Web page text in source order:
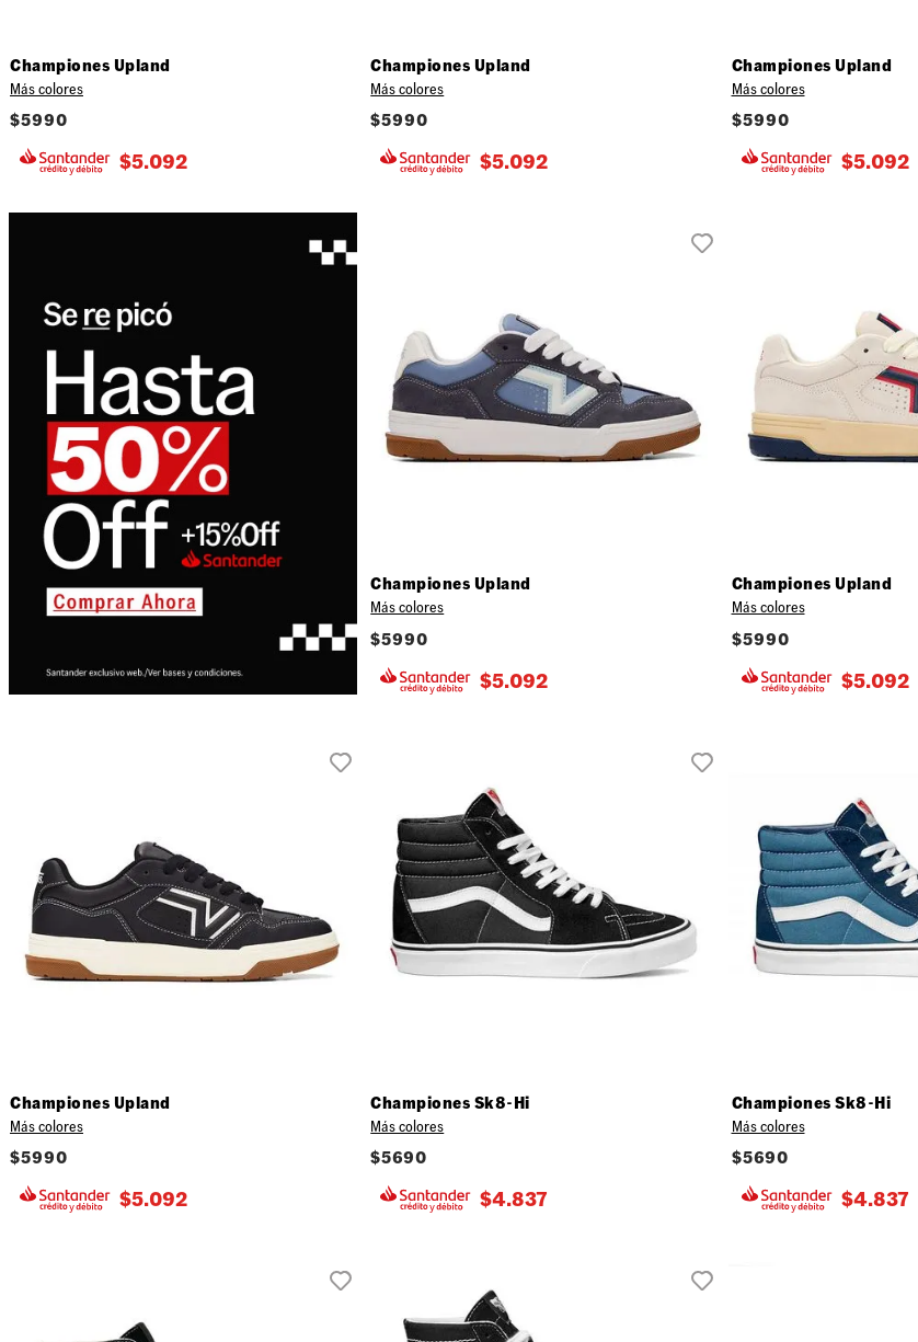
Championes Upland
Más colores
$5990
$5.092
Championes Upland
Más colores
$5990
$5.092
Championes Upland
Más colores
$5990
$5.092
Championes Upland
Más colores
$5990
$5.092
Championes Upland
Más colores
$5990
$5.092
Championes Upland
Más colores
$5990
$5.092
Championes Sk8-Hi
Más colores
$5690
$4.837
Championes Sk8-Hi
Más colores
$5690
$4.837